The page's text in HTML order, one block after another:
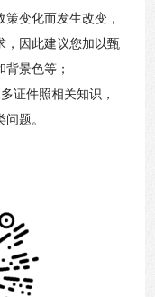
变化而发生改变，
，因此建议您加以甄
景色等；
证件照相关知识，
题。